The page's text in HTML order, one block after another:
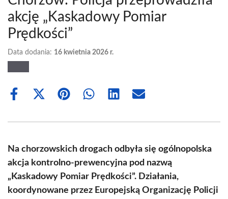
akcję „Kaskadowy Pomiar
Prędkości”
Data dodania: 16 kwietnia 2026 r.
Share
Share
(Twitter)
Share Share Share Share
Na chorzowskich drogach odbyła się ogólnopolska
akcja kontrolno-prewencyjna pod nazwą
„Kaskadowy Pomiar Prędkości”. Działania,
koordynowane przez Europejską Organizację Policji